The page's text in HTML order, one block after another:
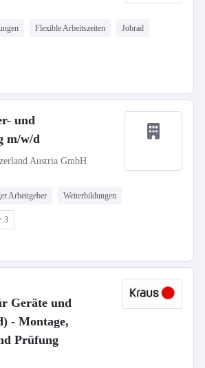
Flexible Arbeitszeiten Jobrad
und
m/w/d
Austria GmbH
Arbeitgeber Weiterbildungen
3
Geräte und
- Montage,
Prüfung